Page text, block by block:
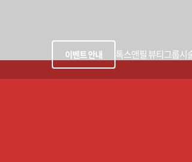
이벤트 안내 톡스앤필 뷰티그룹시